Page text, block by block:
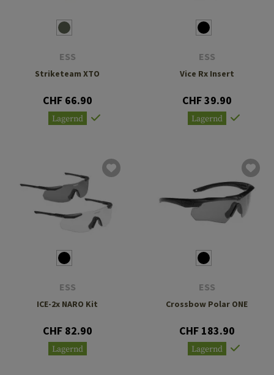
ESS
Striketeam XTO
CHF 66.90
Lagernd
ESS
Vice Rx Insert
CHF 39.90
Lagernd
ESS
ICE-2x NARO Kit
CHF 82.90
Lagernd
ESS
Crossbow Polar ONE
CHF 183.90
Lagernd